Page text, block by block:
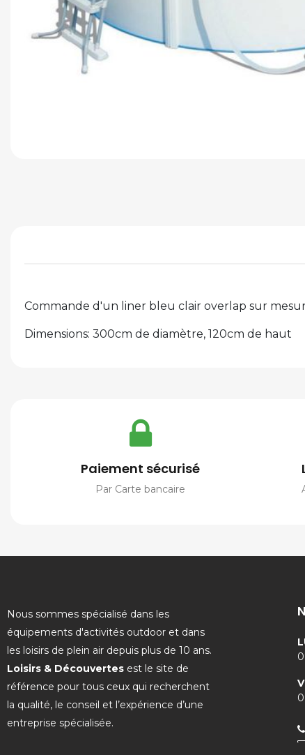
Commande d'un liner bleu clair overlap sur
Dimensions: 300cm de diamètre, 120cm de haut
Paiement sécurisé
Par Carte bancaire
Nous sommes spécialisé dans les
équipements d'activités outdoor et dans
les loisirs de plein air depuis plus de 10 ans.
Loisirs & Découvertes est le site de
référence pour tous ceux qui recherchent
la qualité, le conseil et l’expérience d’une
entreprise spécialisée.